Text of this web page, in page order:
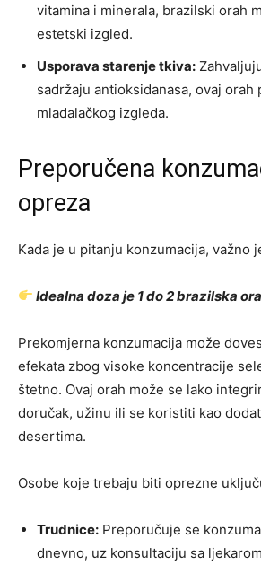
vitamina i minerala, brazilski orah
estetski izgled.
Usporava starenje tkiva:
sadržaju antioksidanasa, ovaj orah
mladalačkog izgleda.
Preporučena
opreza
Kada je u pitanju konzumacija, važno
Idealna doza je 1 do 2 brazilska
Prekomjerna konzumacija može
efekata zbog visoke koncentracije
štetno. Ovaj orah može se lako
doručak, užinu ili se koristiti kao
desertima.
Osobe koje trebaju biti oprezne
Trudnice: Preporučuje se
dnevno, uz konsultaciju sa